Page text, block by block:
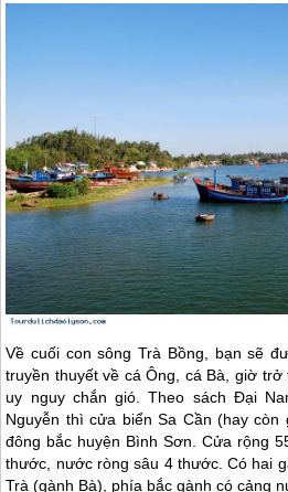
Về cuối con sông Trà Bồng, bạn sẽ
truyền thuyết về cá Ông, cá Bà, giờ
uy nguy chắn gió. Theo sách Đại
Nguyễn thì cửa biển Sa Cần (hay
đông bắc huyện Bình Sơn. Cửa rộng
thước, nước ròng sâu 4 thước. Có hai
Trà (gành Bà), phía bắc gành có cảng